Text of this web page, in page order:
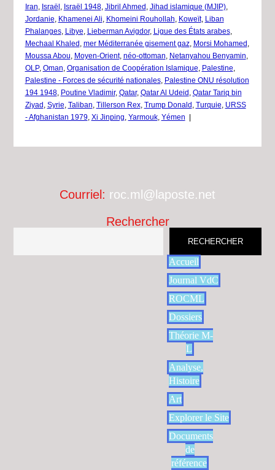
Iran
Israël Israël 1948, Jibril Ahmed Jihad islamique (MJIP),
Jordanie
Khamenei Ali Khomeini Rouhollah Koweït,
Liban
Phalanges, Libye Lieberman Avigdor, Ligue des États arabes,
Mechaal Khaled
mer Méditerranée gisement gaz, Morsi Mohamed
Moussa Abou
Moyen-Orient, néo-ottoman Netanyahou Benyamin
OLP, Oman Organisation de Coopération Islamique Palestine
Palestine - Forces de sécurité nationales,
Palestine ONU résolution
194 1948, Poutine Vladimir, Qatar, Qatar Al Udeid
Qatar Tariq bin
Ziyad
Syrie Taliban Tillerson Rex, Trump Donald Turquie
URSS
- Afghanistan 1979, Xi Jinping Yarmouk, Yémen
Courriel: roc.ml@laposte.net
Rechercher
RECHERCHER
Accueil
Journal VdC
ROCML
Dossiers
Théorie M-
L
Analyse,
Histoire
Art
Explorer le Site
Documents
de
référence